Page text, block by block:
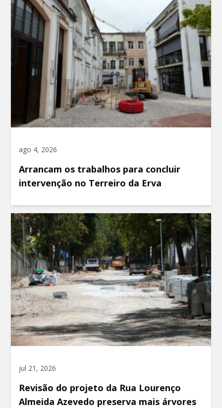
ago 4, 2026
Arrancam os trabalhos para concluir
intervenção no Terreiro da Erva
jul 21, 2026
Revisão do projeto da Rua Lourenço
Almeida Azevedo preserva mais árvores